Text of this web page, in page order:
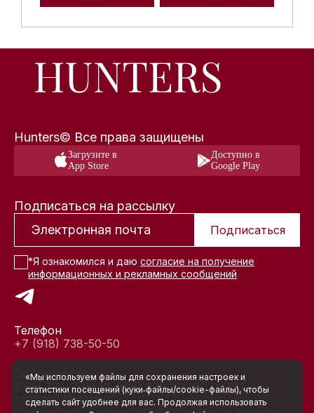
Hunters© Все права защищены
Загрузите в
App Store
Доступно в
Google Play
Подписаться на рассылку
Подписаться
*Я ознакомился и даю согласие на получение
информационных и рекламных сообщений
Телефон
+7 (918) 738-50-50
ООО Хантерс
ИНН 7751189433, КПП 772401001, ОГРН
1207700466918
«Мы используем файлы для сохранения настроек и
статистики посещений (куки‑файлы/cookie-файлы), чтобы
сделать сайт удобнее для вас. Продолжая использовать